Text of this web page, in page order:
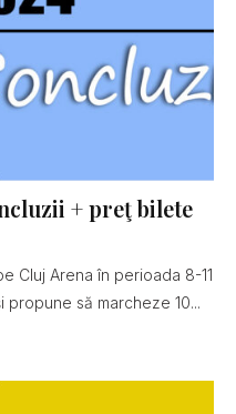
+ preţ bilete
Cluj Arena în perioada 8-11
propune să marcheze 10...